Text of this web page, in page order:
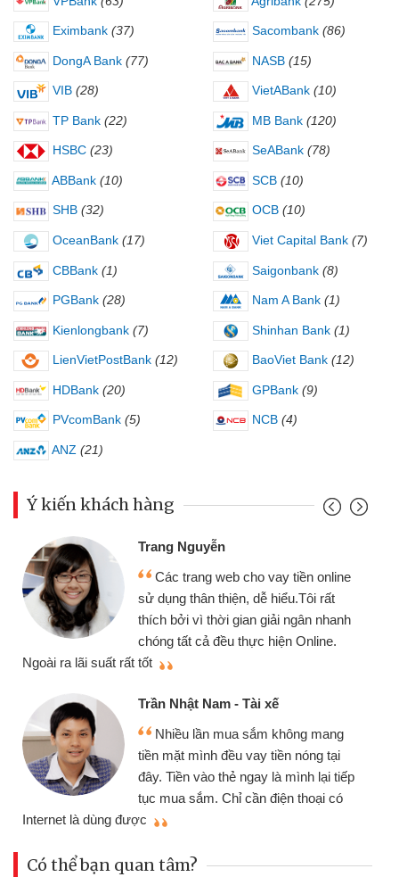
Eximbank (37) Sacombank (86)
DongA Bank (77) NASB (15)
VIB (28) VietABank (10)
TP Bank (22) MB Bank (120)
HSBC (23) SeABank (78)
ABBank (10) SCB (10)
SHB (32) OCB (10)
OceanBank (17) Viet Capital Bank (7)
CBBank (1) Saigonbank (8)
PGBank (28) Nam A Bank (1)
Kienlongbank (7) Shinhan Bank (1)
LienVietPostBank (12) BaoViet Bank (12)
HDBank (20) GPBank (9)
PVcomBank (5) NCB (4)
ANZ (21)
Ý kiến khách hàng
Trang Nguyễn
Các trang web cho vay tiền online
sử dụng thân thiện, dễ hiểu.Tôi rất
thích bởi vì thời gian giải ngân nhanh
chóng tất cả đều thực hiện Online.
Ngoài ra lãi suất rất tốt
Trần Nhật Nam - Tài xế
Nhiều lần mua sắm không mang
tiền mặt mình đều vay tiền nóng tại
đây. Tiền vào thẻ ngay là mình lại tiếp
tục mua sắm. Chỉ cần điện thoại có
Internet là dùng được
Có thể bạn quan tâm?